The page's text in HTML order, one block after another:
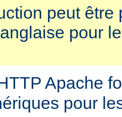
peut être
pour
Apache
pour